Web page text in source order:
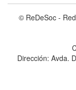
© ReDeSoc -
Dirección: Avda.